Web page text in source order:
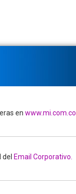
en www.mi.com.co
Email Corporativo.